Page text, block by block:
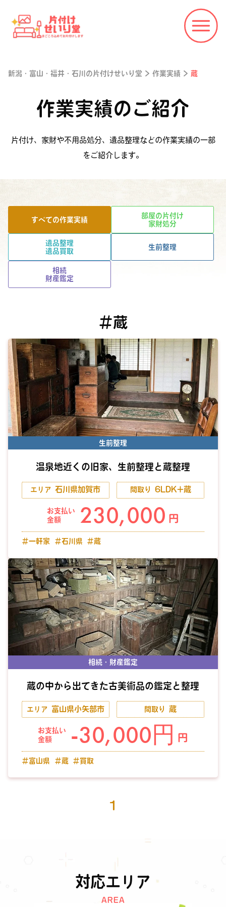
新潟・富山・福井・石川の片付けせいり堂 > 作業実績> 蔵
作業実績のご紹介
片付け、家財や不用品処分、遺品整理などの作業実績の一部
をご紹介します。
すべての作業実績
部屋の片付け
家財処分
遺品整理
遺品買取
生前整理
相続
財産鑑定
＃蔵
生前整理
温泉地近くの旧家、生前整理と蔵整理
エリア 石川県加賀市 間取り 6LDK+蔵
お支払い
金額
230,000 円
＃一軒家 ＃石川県 ＃蔵
相続・財産鑑定
蔵の中から出てきた古美術品の鑑定と整理
エリア 富山県小矢部市 間取り 蔵
お支払い
金額
-30,000円 円
＃富山県 ＃蔵 ＃買取
1
対応エリア
AREA